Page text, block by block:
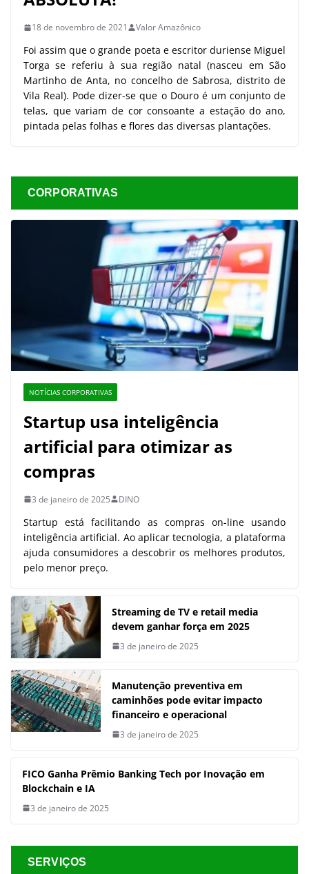
18 de novembro de 2021 Valor Amazônico
Foi assim que o grande poeta e escritor duriense Miguel
Torga se referiu à sua região natal (nasceu em São
Martinho de Anta, no concelho de Sabrosa, distrito de
Vila Real). Pode dizer-se que o Douro é um conjunto de
telas, que variam de cor consoante a estação do ano,
pintada pelas folhas e flores das diversas plantações.
CORPORATIVAS
NOTÍCIAS CORPORATIVAS
Startup usa inteligência
artificial para otimizar as
compras
3 de janeiro de 2025 DINO
Startup está facilitando as compras on-line usando
inteligência artificial. Ao aplicar tecnologia, a plataforma
ajuda consumidores a descobrir os melhores produtos,
pelo menor preço.
Streaming de TV e retail media
devem ganhar força em 2025
3 de janeiro de 2025
Manutenção preventiva em
caminhões pode evitar impacto
financeiro e operacional
3 de janeiro de 2025
FICO Ganha Prêmio Banking Tech por Inovação em
Blockchain e IA
3 de janeiro de 2025
SERVIÇOS